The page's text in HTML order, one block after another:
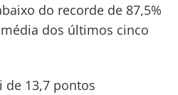
do recorde de 87,5%
dos últimos cinco
de 13,7 pontos